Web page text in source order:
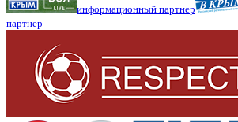
информационный партнер
партнер